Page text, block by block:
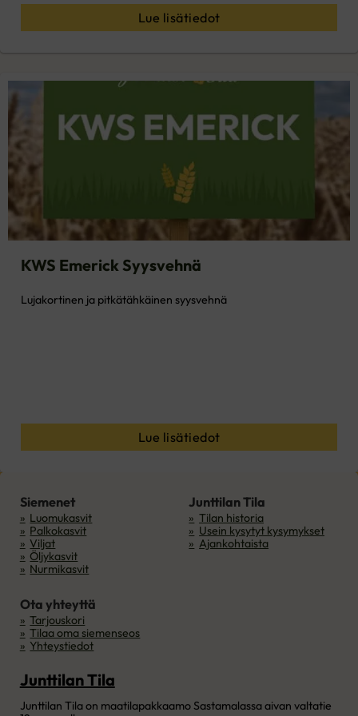
Lue lisätiedot
KWS Emerick Syysvehnä
Lujakortinen ja pitkätähkäinen syysvehnä
Lue lisätiedot
Junttilan Tila
Junttilan Tila on maatilapakkaamo Sastamalassa aivan valtatie
Siemenet
Luomukasvit
Palkokasvit
Viljat
Öljykasvit
Nurmikasvit
Junttilan Tila
Tilan historia
Usein kysytyt kysymykset
Ajankohtaista
Ota yhteyttä
Tarjouskori
Tilaa oma siemenseos
Yhteystiedot